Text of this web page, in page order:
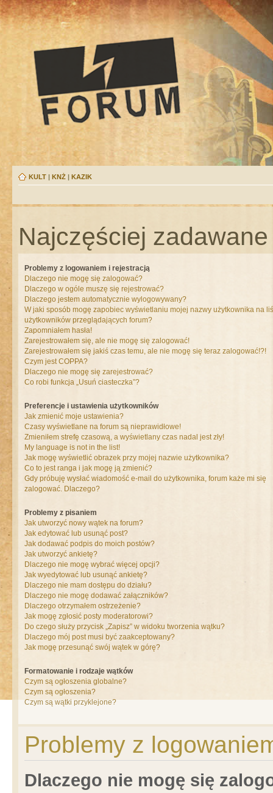
KULT | KNŻ | KAZIK
Najczęściej
Problemy z logowaniem i rejestracją
Dlaczego nie mogę się zalogować?
Dlaczego w ogóle muszę się rejestrować?
Dlaczego jestem automatycznie wylogowywany?
W jaki sposób mogę zapobiec wyświetlaniu mojej nazwy użytkownika na
użytkowników przeglądających forum?
Zapomniałem hasła!
Zarejestrowałem się, ale nie mogę się zalogować!
Zarejestrowałem się jakiś czas temu, ale nie mogę się teraz zalogować!?!
Czym jest COPPA?
Dlaczego nie mogę się zarejestrować?
Co robi funkcja „Usuń ciasteczka”?
Preferencje i ustawienia użytkowników
Jak zmienić moje ustawienia?
Czasy wyświetlane na forum są nieprawidłowe!
Zmieniłem strefę czasową, a wyświetlany czas nadal jest zły!
My language is not in the list!
Jak mogę wyświetlić obrazek przy mojej nazwie użytkownika?
Co to jest ranga i jak mogę ją zmienić?
Gdy próbuję wysłać wiadomość e-mail do użytkownika, forum każe mi się
zalogować. Dlaczego?
Problemy z pisaniem
Jak utworzyć nowy wątek na forum?
Jak edytować lub usunąć post?
Jak dodawać podpis do moich postów?
Jak utworzyć ankietę?
Dlaczego nie mogę wybrać więcej opcji?
Jak wyedytować lub usunąć ankietę?
Dlaczego nie mam dostępu do działu?
Dlaczego nie mogę dodawać załączników?
Dlaczego otrzymałem ostrzeżenie?
Jak mogę zgłosić posty moderatorowi?
Do czego służy przycisk „Zapisz” w widoku tworzenia wątku?
Dlaczego mój post musi być zaakceptowany?
Jak mogę przesunąć swój wątek w górę?
Formatowanie i rodzaje wątków
Czym są ogłoszenia globalne?
Czym są ogłoszenia?
Czym są wątki przyklejone?
Problemy z
Dlaczego nie mogę się